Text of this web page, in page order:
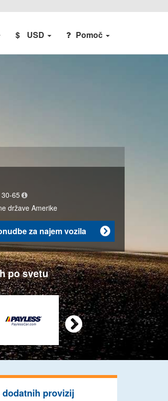
$ USD Pomoč
30-65
države Amerike

za najem vozila
po svetu

dodatnih provizij